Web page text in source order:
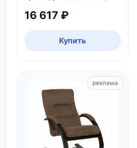
16 617 ₽
Купить
реклама